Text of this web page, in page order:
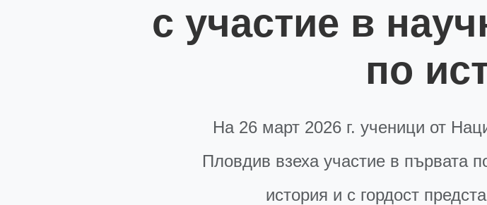
с участие в
по
На 26 март 2026 г. ученици от
Пловдив взеха участие в първата
история и с гордост